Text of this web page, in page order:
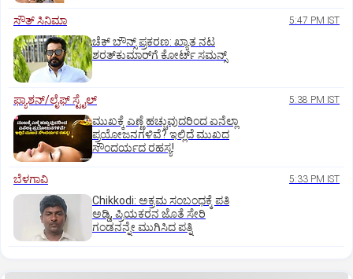
ಸೌತ್‌ ಸಿನಿಮಾ 5:47 PM IST
ಚೆಕ್ ಬೌನ್ಸ್ ಪ್ರಕರಣ: ಖ್ಯಾತ ನಟ
ಶರತ್‌ಕುಮಾರ್‌ಗೆ ಕೋರ್ಟ್ ಸಮನ್ಸ್
ಫ್ಯಾಶನ್/ಲೈಫ್‌ ಸ್ಟೈಲ್ 5:38 PM IST
ಮುಖಕ್ಕೆ ಎಣ್ಣೆ ಹಚ್ಚುವುದರಿಂದ ಏನೆಲ್ಲಾ
ಪ್ರಯೋಜನಗಳಿವೆ? ಇಲ್ಲಿದೆ ಮುಖದ
ಸೌಂದರ್ಯದ ರಹಸ್ಯ!
ಬೆಳಗಾವಿ 5:33 PM IST
Chikkodi: ಅಕ್ರಮ ಸಂಬಂಧಕ್ಕೆ ಪತಿ
ಅಡ್ಡಿ, ಪ್ರಿಯಕರನ ಜೊತೆ ಸೇರಿ
ಗಂಡನನ್ನೇ ಮುಗಿಸಿದ ಪತ್ನಿ